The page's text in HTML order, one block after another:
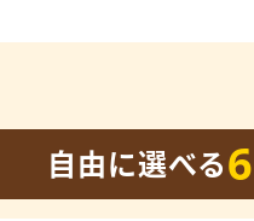
自由に選べる6